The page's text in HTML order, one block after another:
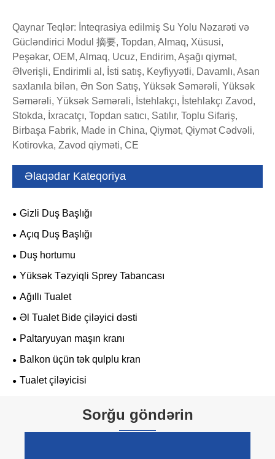
Qaynar Teqlər: İnteqrasiya edilmiş Su Yolu Nəzarəti və
Gücləndirici Modul 摘要, Topdan, Almaq, Xüsusi,
Peşəkar, OEM, Almaq, Ucuz, Endirim, Aşağı qiymət,
Əlverişli, Endirimli al, İsti satış, Keyfiyyətli, Davamlı, Asan
saxlanıla bilən, Ən Son Satış, Yüksək Səmərəli, Yüksək
Səmərəli, Yüksək Səmərəli, İstehlakçı, İstehlakçı Zavod,
Stokda, İxracatçı, Topdan satıcı, Satılır, Toplu Sifariş,
Birbaşa Fabrik, Made in China, Qiymət, Qiymət Cədvəli,
Kotirovka, Zavod qiyməti, CE
Əlaqədar Kateqoriya
Gizli Duş Başlığı
Açıq Duş Başlığı
Duş hortumu
Yüksək Təzyiqli Sprey Tabancası
Ağıllı Tualet
Əl Tualet Bide çiləyici dəsti
Paltaryuyan maşın kranı
Balkon üçün tək qulplu kran
Tualet çiləyicisi
Sorğu göndərin